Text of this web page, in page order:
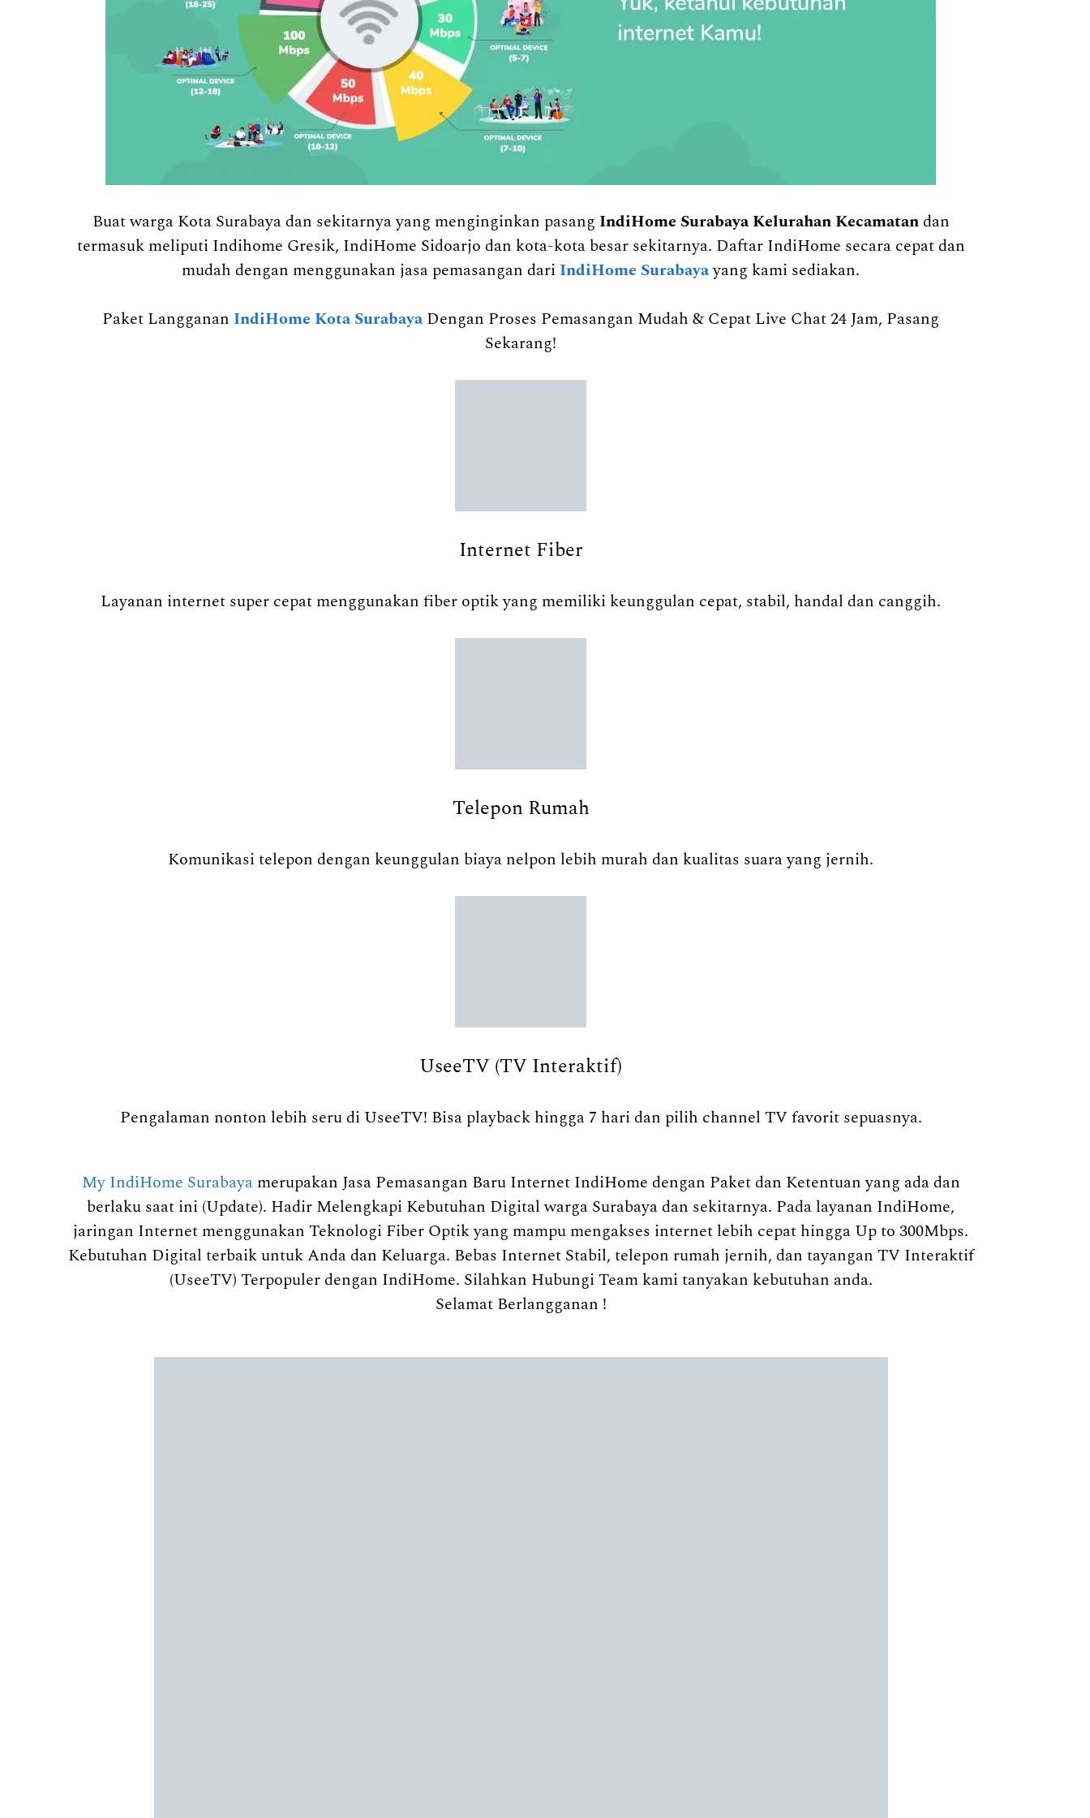
Buat warga Kota Surabaya dan sekitarnya yang menginginkan pasang IndiHome Surabaya Kelurahan Kecamatan dan
termasuk meliputi Indihome Gresik, IndiHome Sidoarjo dan kota-kota besar sekitarnya. Daftar IndiHome secara cepat dan
mudah dengan menggunakan jasa pemasangan dari IndiHome Surabayayang kami sediakan.
Paket Langganan IndiHome Kota Surabaya Dengan Proses Pemasangan Mudah & Cepat Live Chat 24 Jam, Pasang
Sekarang!
Internet Fiber
Layanan internet super cepat menggunakan fiber optik yang memiliki keunggulan cepat, stabil, handal dan canggih.
Telepon Rumah
Komunikasi telepon dengan keunggulan biaya nelpon lebih murah dan kualitas suara yang jernih.
UseeTV (TV Interaktif)
Pengalaman nonton lebih seru di UseeTV! Bisa playback hingga 7 hari dan pilih channel TV favorit sepuasnya.
My IndiHome Surabayamerupakan Jasa Pemasangan Baru Internet IndiHome dengan Paket dan Ketentuan yang ada dan
berlaku saat ini (Update). Hadir Melengkapi Kebutuhan Digital warga Surabaya dan sekitarnya. Pada layanan IndiHome,
jaringan Internet menggunakan Teknologi Fiber Optik yang mampu mengakses internet lebih cepat hingga Up to 300Mbps.
Kebutuhan Digital terbaik untuk Anda dan Keluarga. Bebas Internet Stabil, telepon rumah jernih, dan tayangan TV Interaktif
(UseeTV) Terpopuler dengan IndiHome. Silahkan Hubungi Team kami tanyakan kebutuhan anda.
Selamat Berlangganan !